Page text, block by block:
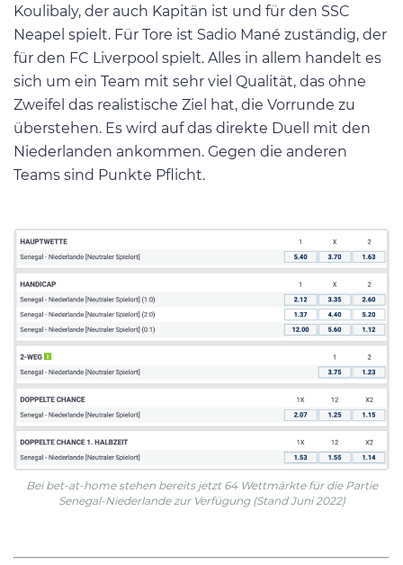
Koulibaly, der auch Kapitän ist und für den SSC
Neapel spielt. Für Tore ist Sadio Mané zuständig, der
für den FC Liverpool spielt. Alles in allem handelt es
sich um ein Team mit sehr viel Qualität, das ohne
Zweifel das realistische Ziel hat, die Vorrunde zu
überstehen. Es wird auf das direkte Duell mit den
Niederlanden ankommen. Gegen die anderen
Teams sind Punkte Pflicht.
Bei bet-at-home stehen bereits jetzt 64 Wettmärkte für die Partie
Senegal-Niederlande zur Verfügung (Stand Juni 2022)